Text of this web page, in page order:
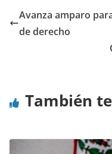
Avanza amparo
de derecho
También